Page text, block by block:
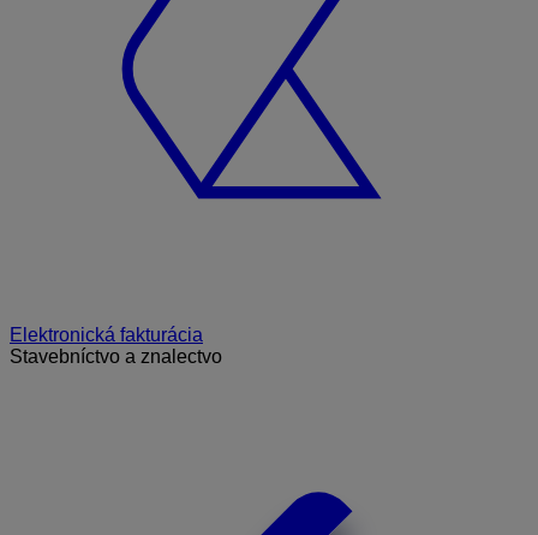
Elektronická fakturácia
Stavebníctvo a znalectvo